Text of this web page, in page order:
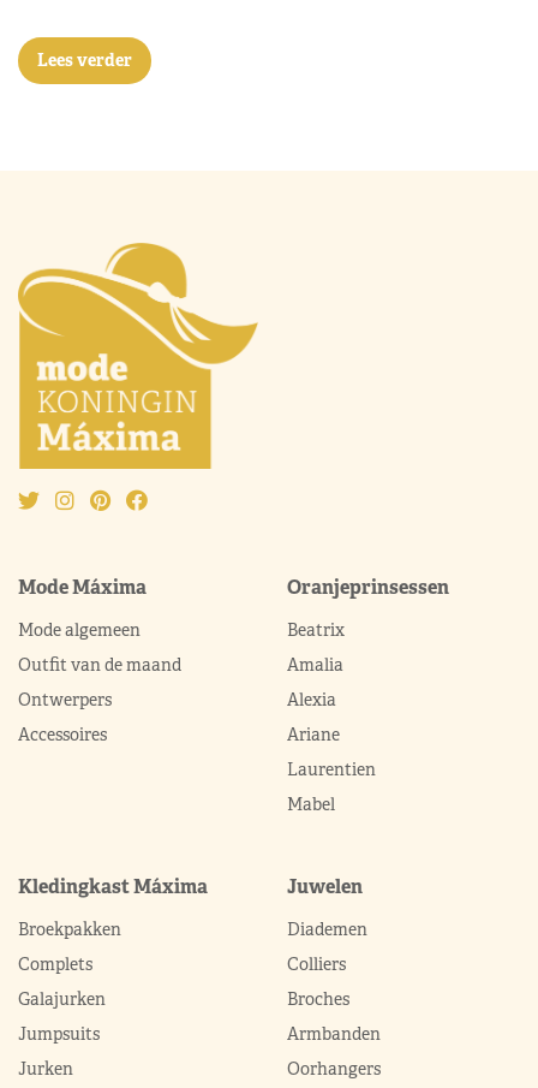
Lees verder
Mode Máxima
Mode algemeen
Outfit van de maand
Ontwerpers
Accessoires
Oranjeprinsessen
Beatrix
Amalia
Alexia
Ariane
Laurentien
Mabel
Kledingkast Máxima
Broekpakken
Complets
Galajurken
Jumpsuits
Jurken
Juwelen
Diademen
Colliers
Broches
Armbanden
Oorhangers